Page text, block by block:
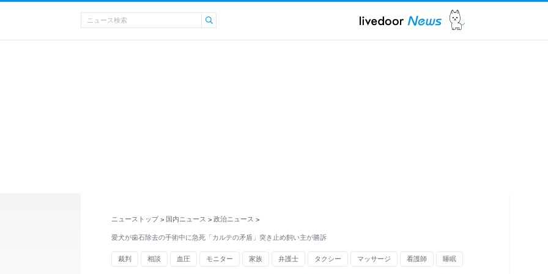
ニューストップ > 国内ニュース > 政治ニュース >
愛犬が歯石除去の手術中に急死「カルテの矛盾」突き止め飼い主が勝訴
裁判 相談 血圧 モニター 家族 弁護士 タクシー マッサージ 看護師 睡眠